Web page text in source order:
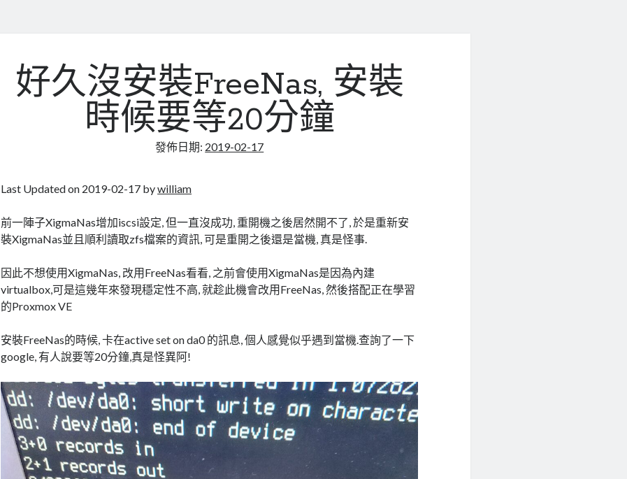
好久沒安裝FreeNas, 安裝
時候要等20分鐘
發佈日期: 2019-02-17
Last Updated on 2019-02-17 bywilliam
前一陣子XigmaNas增加iscsi設定, 但一直沒成功, 重開機之後居然開不了, 於是重新安
裝XigmaNas並且順利讀取zfs檔案的資訊, 可是重開之後還是當機, 真是怪事.
因此不想使用XigmaNas, 改用FreeNas看看, 之前會使用XigmaNas是因為內建
virtualbox,可是這幾年來發現穩定性不高, 就趁此機會改用FreeNas, 然後搭配正在學習
的Proxmox VE
安裝FreeNas的時候, 卡在active set on da0 的訊息, 個人感覺似乎遇到當機.查詢了一下
google, 有人說要等20分鐘,真是怪異阿!